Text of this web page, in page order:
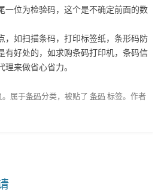
一位为检验码，这个是不确定前面的数
，如扫描条码，打印标签纸，条形码防
有好处的，如求购条码打印机，条码信
来做省心省力。
。属于条码分类，被贴了 条码 标签。 作者